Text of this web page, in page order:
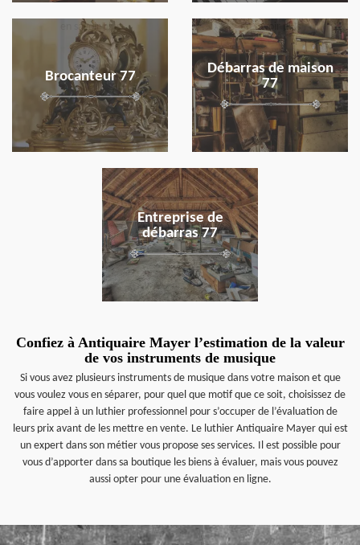
Brocanteur 77
en savoir plus
Débarras de maison
77
en savoir plus
Entreprise de
débarras 77
en savoir plus
Confiez à Antiquaire Mayer l’estimation de la valeur
de vos instruments de musique
Si vous avez plusieurs instruments de musique dans votre maison et que
vous voulez vous en séparer, pour quel que motif que ce soit, choisissez de
faire appel à un luthier professionnel pour s’occuper de l’évaluation de
leurs prix avant de les mettre en vente. Le luthier Antiquaire Mayer qui est
un expert dans son métier vous propose ses services. Il est possible pour
vous d’apporter dans sa boutique les biens à évaluer, mais vous pouvez
aussi opter pour une évaluation en ligne.